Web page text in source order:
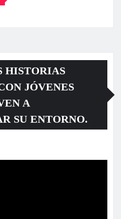
HISTORIAS
JÓVENES
A
SU ENTORNO.